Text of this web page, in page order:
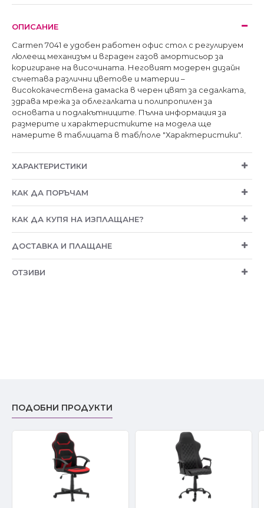
ОПИСАНИЕ
Carmen 7041 е удобен работен офис стол с регулируем
люлеещ механизъм и вграден газов амортисьор за
коригиране на височината. Неговият модерен дизайн
съчетава различни цветове и материи –
висококачествена дамаска в черен цвят за седалката,
здрава мрежа за облегалката и полипропилен за
основата и подлакътниците. Пълна информация за
размерите и характеристиките на модела ще
намерите в таблицата в таб/поле "Характеристики".
ХАРАКТЕРИСТИКИ
КАК ДА ПОРЪЧАМ
КАК ДА КУПЯ НА ИЗПЛАЩАНЕ?
ДОСТАВКА И ПЛАЩАНЕ
ОТЗИВИ
ПОДОБНИ ПРОДУКТИ